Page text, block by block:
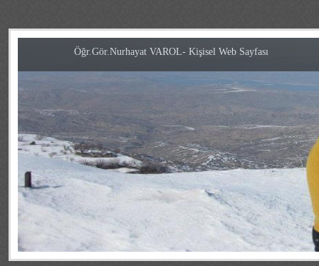
Öğr.Gör.Nurhayat VAROL- Kişisel Web Sayfası